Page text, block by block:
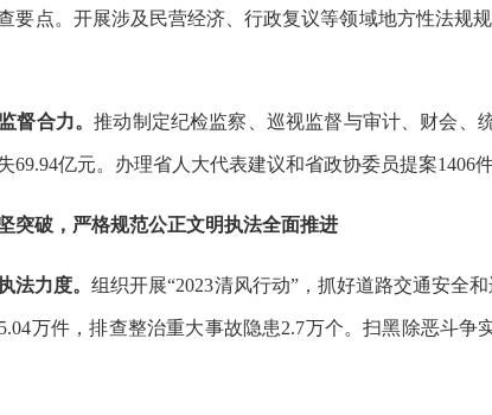
要点。开展涉及民营经济、行政复议等领域地方性法规
督合力。推动制定纪检监察、巡视监督与审计、财会、
69.94亿元。办理省人大代表建议和省政协委员提案1406
突破，严格规范公正文明执法全面推进
法力度。组织开展“2023清风行动”，抓好道路交通安全
万件，排查整治重大事故隐患2.7万个。扫黑除恶斗